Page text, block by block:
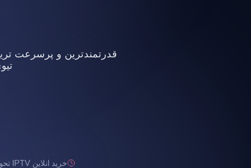
قدرتمندترین و پرسرعت
خرید انلاین IPTV تحویل انی